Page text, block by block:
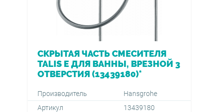
СКРЫТАЯ ЧАСТЬ СМЕСИТЕЛЯ
TALIS E ДЛЯ ВАННЫ, ВРЕЗНОЙ 3
ОТВЕРСТИЯ (13439180)*
Производитель
Hansgrohe
Артикул
13439180